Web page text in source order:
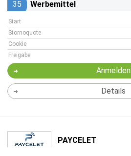
35 Werbemittel
Start
Stornoquote
Cookie
Freigabe
Anmelden
Details
PAYCELET